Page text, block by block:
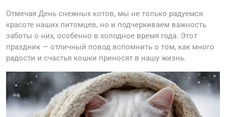
Отмечая День снежных котов, мы не только радуемся
красоте наших питомцев, но и подчеркиваем важность
заботы о них, особенно в холодное время года. Этот
праздник — отличный повод вспомнить о том, как много
радости и счастья кошки приносят в нашу жизнь.